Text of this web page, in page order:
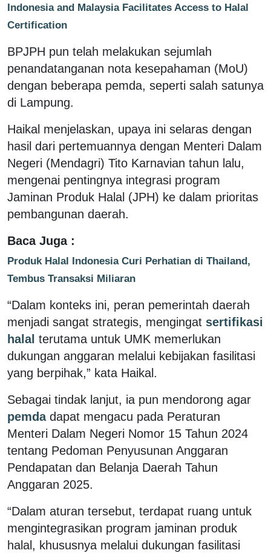
Indonesia and Malaysia Facilitates Access to Halal
Certification
BPJPH pun telah melakukan sejumlah
penandatanganan nota kesepahaman (MoU)
dengan beberapa pemda, seperti salah satunya
di Lampung.
Haikal menjelaskan, upaya ini selaras dengan
hasil dari pertemuannya dengan Menteri Dalam
Negeri (Mendagri) Tito Karnavian tahun lalu,
mengenai pentingnya integrasi program
Jaminan Produk Halal (JPH) ke dalam prioritas
pembangunan daerah.
Baca Juga :
Produk Halal Indonesia Curi Perhatian di Thailand,
Tembus Transaksi Miliaran
“Dalam konteks ini, peran pemerintah daerah
menjadi sangat strategis, mengingat sertifikasi
halal terutama untuk UMK memerlukan
dukungan anggaran melalui kebijakan fasilitasi
yang berpihak,” kata Haikal.
Sebagai tindak lanjut, ia pun mendorong agar
pemda dapat mengacu pada Peraturan
Menteri Dalam Negeri Nomor 15 Tahun 2024
tentang Pedoman Penyusunan Anggaran
Pendapatan dan Belanja Daerah Tahun
Anggaran 2025.
“Dalam aturan tersebut, terdapat ruang untuk
mengintegrasikan program jaminan produk
halal, khususnya melalui dukungan fasilitasi